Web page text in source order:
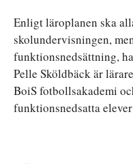
Enligt läroplanen ska
skolundervisningen,
funktionsnedsättning,
Pelle Sköldbäck är
BoiS fotbollsakademi
funktionsnedsatta